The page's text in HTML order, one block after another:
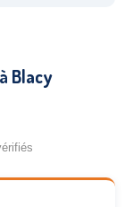
Blacy